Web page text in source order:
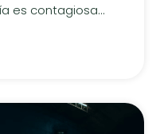
es contagiosa...